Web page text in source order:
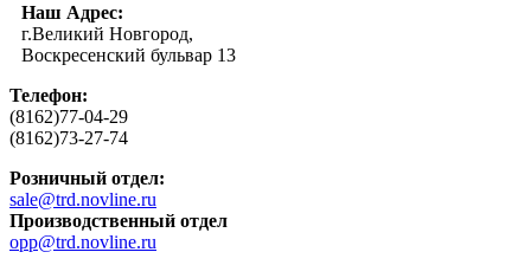
Наш Адрес:
г.Великий Новгород,
Воскресенский бульвар 13
Телефон:
(8162)77-04-29
(8162)73-27-74
Розничный отдел:
sale@trd.novline.ru
Производственный отдел
opp@trd.novline.ru